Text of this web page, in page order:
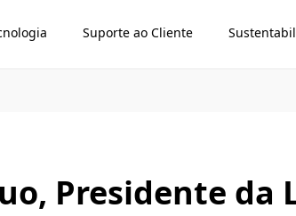
Suporte ao Cliente
Presidente da